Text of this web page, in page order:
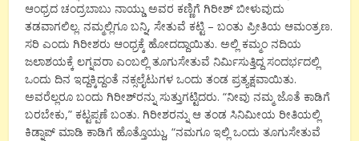
ಆಂಧ್ರದ ಚಂದ್ರಬಾಬು ನಾಯ್ಡು ಅವರ ಕಣ್ಣಿಗೆ ಗಿರೀಶ್ ಬೀಳುವುದು
ತಡವಾಗಲಿಲ್ಲ. ನಮ್ಮಲ್ಲಿಗೂ ಬನ್ನಿ, ಸೇತುವೆ ಕಟ್ಟಿ – ಬಂತು ಪ್ರೀತಿಯ ಆಮಂತ್ರಣ.
ಸರಿ ಎಂದು ಗಿರೀಶರು ಆಂಧ್ರಕ್ಕೆ ಹೋದದ್ದಾಯಿತು. ಅಲ್ಲಿ ಕಮ್ಮಂ ನದಿಯ
ಜಲಾಶಯಕ್ಕೆ ಲಗ್ನವರಾ ಎಂಬಲ್ಲಿ ತೂಗುಸೇತುವೆ ನಿರ್ಮಿಸುತ್ತಿದ್ದ ಸಂದರ್ಭದಲ್ಲಿ
ಒಂದು ದಿನ ಇದ್ದಕ್ಕಿದ್ದಂತೆ ನಕ್ಸಲೈಟುಗಳ ಒಂದು ತಂಡ ಪ್ರತ್ಯಕ್ಷವಾಯಿತು.
ಅವರೆಲ್ಲರೂ ಬಂದು ಗಿರೀಶ್‍ರನ್ನು ಸುತ್ತುಗಟ್ಟಿದರು. “ನೀವು ನಮ್ಮ ಜೊತೆ ಕಾಡಿಗೆ
ಬರಬೇಕು,” ಕಟ್ಟಪ್ಪಣೆ ಬಂತು. ಗಿರೀಶರನ್ನು ಆ ತಂಡ ಸಿನಿಮೀಯ ರೀತಿಯಲ್ಲಿ
ಕಿಡ್ನಾಪ್ ಮಾಡಿ ಕಾಡಿಗೆ ಹೊತ್ತೊಯ್ದು, “ನಮಗೂ ಇಲ್ಲಿ ಒಂದು ತೂಗುಸೇತುವೆ